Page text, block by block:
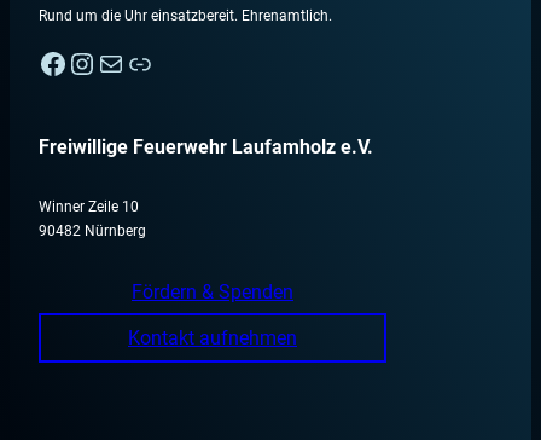
Rund um die Uhr einsatzbereit. Ehrenamtlich.
Facebook Instagram E-Mail Nebenan
Freiwillige Feuerwehr Laufamholz e.V.
Winner Zeile 10
90482 Nürnberg
Fördern & Spenden
Kontakt aufnehmen